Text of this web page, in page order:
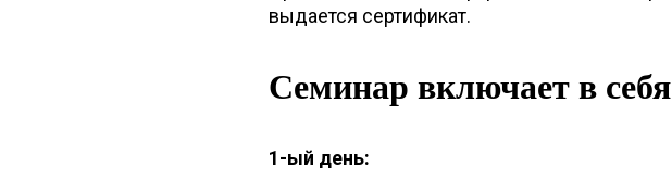
выдается сертификат.
Семинар включает в себя
1-ый день: